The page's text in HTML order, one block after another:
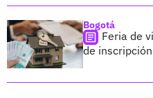
Bogotá
Feria de
de